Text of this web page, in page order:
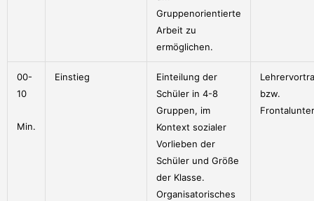
Gruppenorientierte
Arbeit zu
ermöglichen.
00-
10
Min.
Einstieg
Einteilung der
Schüler in 4-8
Gruppen, im
Kontext sozialer
Vorlieben der
Schüler und Größe
der Klasse.
Organisatorisches
bzw.